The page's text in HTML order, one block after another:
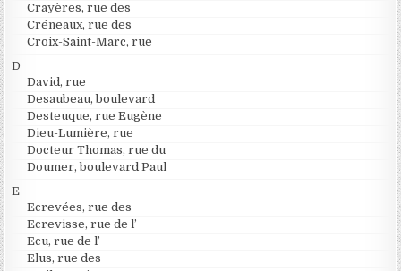
Crayères, rue des
Créneaux, rue des
Croix-Saint-Marc, rue
D
David, rue
Desaubeau, boulevard
Desteuque, rue Eugène
Dieu-Lumière, rue
Docteur Thomas, rue du
Doumer, boulevard Paul
E
Ecrevées, rue des
Ecrevisse, rue de l’
Ecu, rue de l’
Elus, rue des